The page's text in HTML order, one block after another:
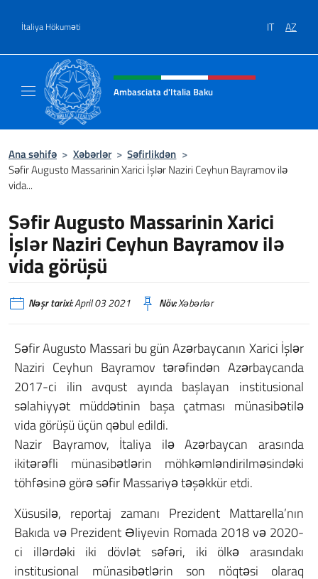
İtaliya Hökuməti IT AZ
Header, social and menu of site
Ambasciata d'Italia Baku
Ana səhifə > Xəbərlər > Səfirlikdən >
Səfir Augusto Massarinin Xarici İşlər Naziri Ceyhun Bayramov ilə
vida...
Səfir Augusto Massarinin Xarici
İşlər Naziri Ceyhun Bayramov ilə
vida görüşü
Nəşr tarixi:April 03 2021 Növ:Xəbərlər
Səfir Augusto Massari bu gün Azərbaycanın Xarici İşlər
Naziri Ceyhun Bayramov tərəfindən Azərbaycanda
2017-ci ilin avqust ayında başlayan institusional
səlahiyyət müddətinin başa çatması münasibətilə
vida görüşü üçün qəbul edildi.
Nazir Bayramov, İtaliya ilə Azərbaycan arasında
ikitərəfli münasibətlərin möhkəmləndirilməsindəki
töhfəsinə görə səfir Massariyə təşəkkür etdi.
Xüsusilə, reportaj zamanı Prezident Mattarella’nın
Bakıda və Prezident Əliyevin Romada 2018 və 2020-
ci illərdəki iki dövlət səfəri, iki ölkə arasındakı
institusional münasibətlərin son nöqtəsi olaraq